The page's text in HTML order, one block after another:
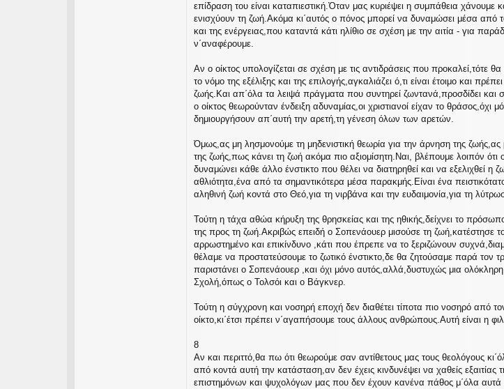
επίδραση του είναι καταπιεστική.Ὀταν μας κυριέψει η συμπάθεια
ενισχύουν τη ζωή.Ακόμα κι΄αυτός ο πόνος μπορεί να δυναμώσει μέσα από
και της ενέργειας,που καταντά κάτι ηλίθιο σε σχέση με την αιτία - για
ν΄αναφέρουμε.
Αν ο οίκτος υπολογίζεται σε σχέση με τις αντιδράσεις που προκαλεί,τότε
το νόμο της εξέλιξης και της επιλογής,αγκαλιάζει ό,τι είναι έτοιμο και
ζωής.Και απ΄όλα τα λειψά πράγματα που συντηρεί ζωντανά,προσδίδει και
ο οίκτος θεωρούνταν ένδειξη αδυναμίας,οι χριστιανοί είχαν το
δημιουργήσουν απ΄αυτή την αρετή,τη γένεση όλων των αρετών.
Όμως,ας μη λησμονούμε τη μηδενιστική θεωρία για την άρνηση της
της ζωής,πως κάνει τη ζωή ακόμα πιο αξιομίσητη.Ναι, βλέπουμε λοιπόν
δυναμώνει κάθε άλλο ένστικτο που θέλει να διατηρηθεί και να εξελιχθεί η
αθλιότητα,ένα από τα σημαντικότερα μέσα παρακμής.Είναι ένα
αληθινή ζωή κοντά στο Θεό,για τη νιρβάνα και την ευδαιμονία,για τη
Τούτη η τάχα αθώα κήρυξη της θρησκείας και της ηθικής,δείχνει το
της προς τη ζωή.Ακριβώς επειδή ο Σοπενάουερ μισούσε τη ζωή,κατέστησε
αρρωστημένο και επικίνδυνο ,κάτι που έπρεπε να το ξεριζώνουν
θέλαμε να προστατεύσουμε το ζωτικό ένστικτο,δε θα ζητούσαμε παρά τον
παριστάνει ο Σοπενάουερ ,και όχι μόνο αυτός,αλλά,δυστυχώς μια
Σχολή,όπως ο Τολσόι και ο Βάγκνερ.
Τούτη η σύγχρονη και νοσηρή εποχή δεν διαθέτει τίποτα πιο νοσηρό από
οίκτο,κι΄έτσι πρέπει ν΄αγαπήσουμε τους άλλους ανθρώπους.Αυτή είναι η
8
Αν και περιττό,θα πω ότι θεωρούμε σαν αντίθετους μας τους θεολόγους
από κοντά αυτή την κατάσταση,αν δεν έχεις κινδυνέψει να χαθείς εξαιτίας
επιστημόνων και ψυχολόγων μας που δεν έχουν κανένα πάθος μ΄όλα αυτά